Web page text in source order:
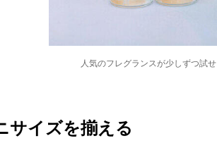
人気のフレグランスが少しずつ試
サイズを揃える